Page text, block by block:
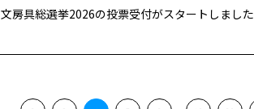
文房具総選挙2026の投票受付がスタートしました